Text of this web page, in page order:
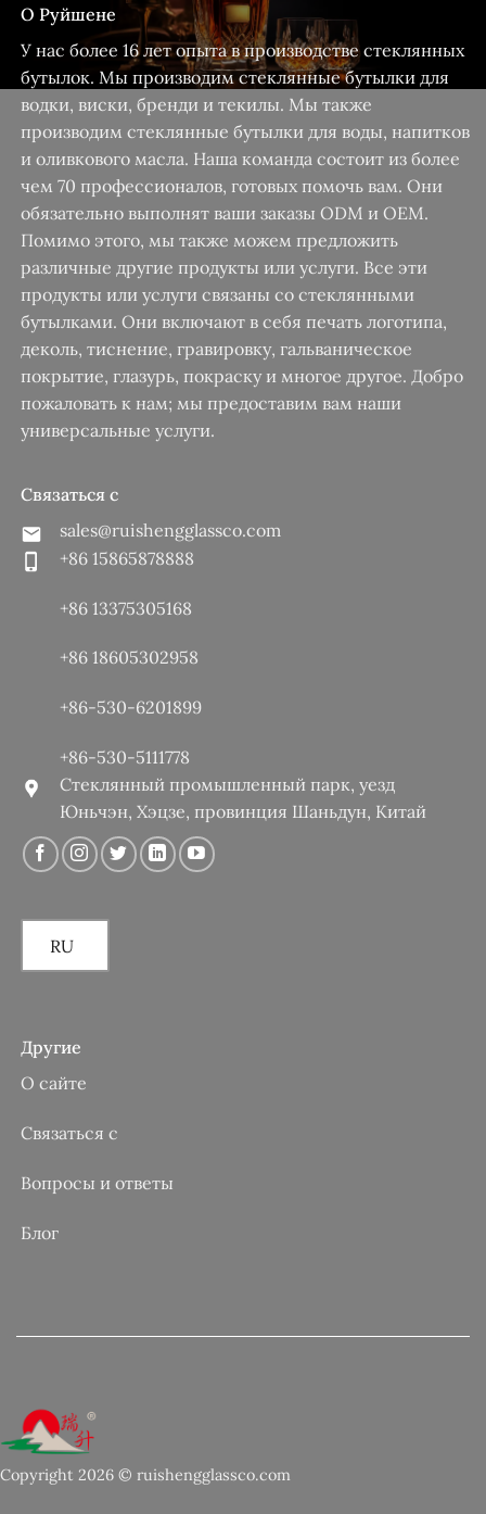
О Руйшене
У нас более 16 лет опыта в производстве стеклянных
бутылок. Мы производим стеклянные бутылки для
водки, виски, бренди и текилы. Мы также
производим стеклянные бутылки для воды, напитков
и оливкового масла. Наша команда состоит из более
чем 70 профессионалов, готовых помочь вам. Они
обязательно выполнят ваши заказы ODM и OEM.
Помимо этого, мы также можем предложить
различные другие продукты или услуги. Все эти
продукты или услуги связаны со стеклянными
бутылками. Они включают в себя печать логотипа,
деколь, тиснение, гравировку, гальваническое
покрытие, глазурь, покраску и многое другое. Добро
пожаловать к нам; мы предоставим вам наши
универсальные услуги.
Связаться с
sales@ruishengglassco.com
+86 15865878888
+86 13375305168
+86 18605302958
+86-530-6201899
+86-530-5111778
Стеклянный промышленный парк, уезд
Юньчэн, Хэцзе, провинция Шаньдун, Китай
RU
Другие
О сайте
Связаться с
Вопросы и ответы
Блог
Copyright 2026 © ruishengglassco.com